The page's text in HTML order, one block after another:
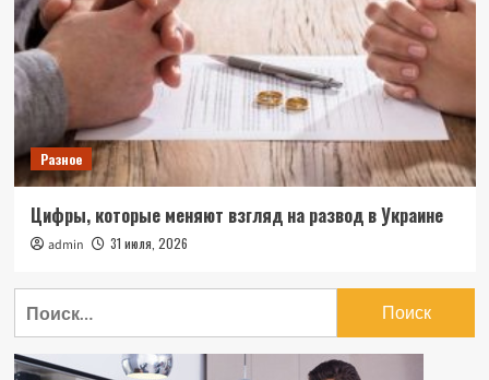
Разное
Цифры, которые меняют взгляд на развод в Украине
admin 31 июля, 2026